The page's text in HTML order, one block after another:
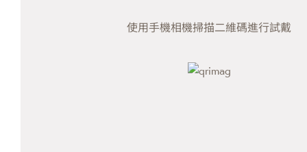
使用手機相機掃描二維碼進行試戴